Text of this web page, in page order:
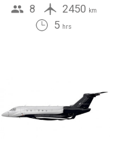
8 2450 km
5 hrs